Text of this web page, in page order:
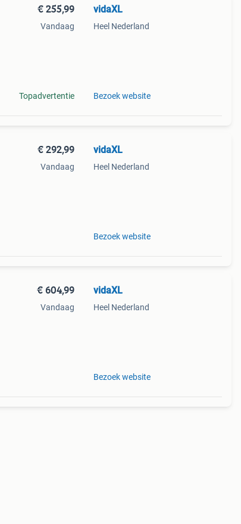
€ 255,99
Vandaag
Topadvertentie
vidaXL
Heel Nederland
Bezoek website
€ 292,99
Vandaag
vidaXL
Heel Nederland
Bezoek website
€ 604,99
Vandaag
vidaXL
Heel Nederland
Bezoek website